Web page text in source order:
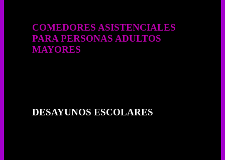
COMEDORES ASISTENCIALES
PARA PERSONAS ADULTOS
MAYORES
DESAYUNOS ESCOLARES